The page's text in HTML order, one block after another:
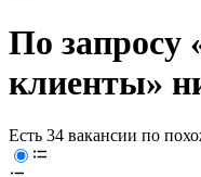
По запросу
клиенты»
Есть 34 вакансии по